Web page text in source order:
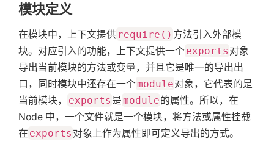
模块定义
在模块中，上下文提供 require() 方法引入外部模
块。对应引入的功能，上下文提供一个 exports 对象
导出当前模块的方法或变量，并且它是唯一的导出出
口，同时模块中还存在一个module对象，它代表的是
当前模块，
exports 是module的属性。所以，在
Node 中，一个文件就是一个模块，将方法或属性挂载
在 exports 对象上作为属性即可定义导出的方式。